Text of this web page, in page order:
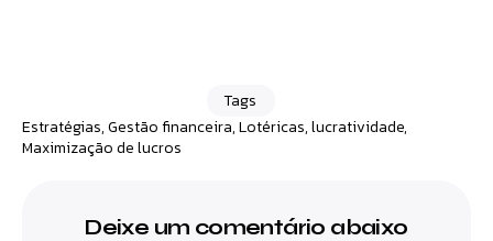
Tags
Estratégias,Gestão financeira,Lotéricas,lucratividade,
Maximização de lucros
Deixe um comentário abaixo